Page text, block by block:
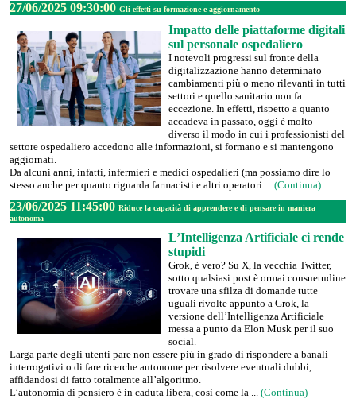
27/06/2025 09:30:00 Gli effetti su formazione e aggiornamento
Impatto delle piattaforme digitali
sul personale ospedaliero
I notevoli progressi sul fronte della
digitalizzazione hanno determinato
cambiamenti più o meno rilevanti in tutti
settori e quello sanitario non fa
eccezione. In effetti, rispetto a quanto
accadeva in passato, oggi è molto
diverso il modo in cui i professionisti del
settore ospedaliero accedono alle informazioni, si formano e si mantengono
aggiornati.
Da alcuni anni, infatti, infermieri e medici ospedalieri (ma possiamo dire lo
stesso anche per quanto riguarda farmacisti e altri operatori ... (Continua)
23/06/2025 11:45:00 Riduce la capacità di apprendere e di pensare in maniera
autonoma
L’Intelligenza Artificiale ci rende
stupidi
Grok, è vero? Su X, la vecchia Twitter,
sotto qualsiasi post è ormai consuetudine
trovare una sfilza di domande tutte
uguali rivolte appunto a Grok, la
versione dell’Intelligenza Artificiale
messa a punto da Elon Musk per il suo
social.
Larga parte degli utenti pare non essere più in grado di rispondere a banali
interrogativi o di fare ricerche autonome per risolvere eventuali dubbi,
affidandosi di fatto totalmente all’algoritmo.
L’autonomia di pensiero è in caduta libera, così come la ... (Continua)